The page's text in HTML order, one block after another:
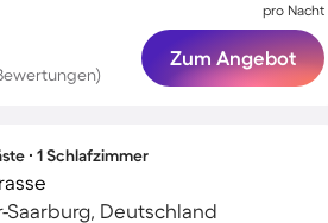
pro Nacht
Zum Angebot
∙ 1 Schlafzimmer
Saarburg, Deutschland